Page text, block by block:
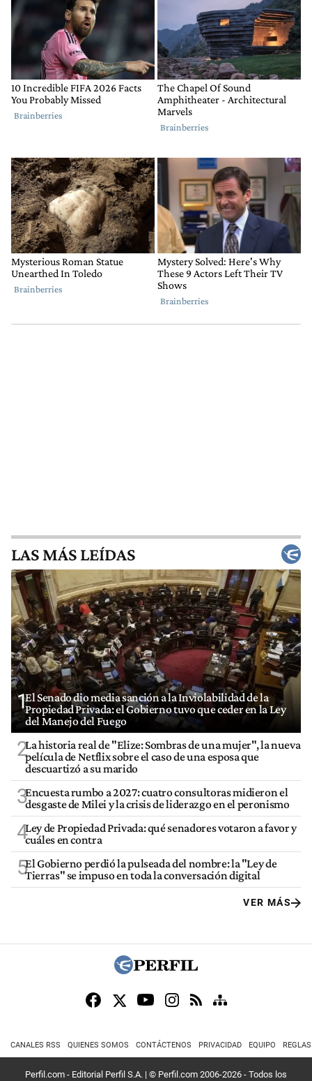
LAS MÁS LEÍDAS
1El Senado dio media sanción a la Inviolabilidad de la
Propiedad Privada: el Gobierno tuvo que ceder en la Ley
del Manejo del Fuego
2La historia real de "Elize: Sombras de una mujer", la nueva
película de Netflix sobre el caso de una esposa que
descuartizó a su marido
3Encuesta rumbo a 2027: cuatro consultoras midieron el
desgaste de Milei y la crisis de liderazgo en el peronismo
4Ley de Propiedad Privada: qué senadores votaron a favor y
cuáles en contra
5El Gobierno perdió la pulseada del nombre: la "Ley de
Tierras" se impuso en toda la conversación digital
VER MÁS
CANALES RSS QUIENES SOMOS CONTÁCTENOS PRIVACIDAD EQUIPO
Perfil.com - Editorial Perfil S.A. | © Perfil.com 2006-2026 - Todos los